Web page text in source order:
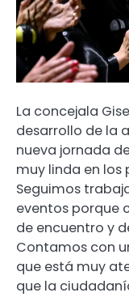
La concejala
desarrollo de la
nueva jornada
muy linda en
Seguimos
eventos porque
de encuentro y
Contamos con
que está muy
que la